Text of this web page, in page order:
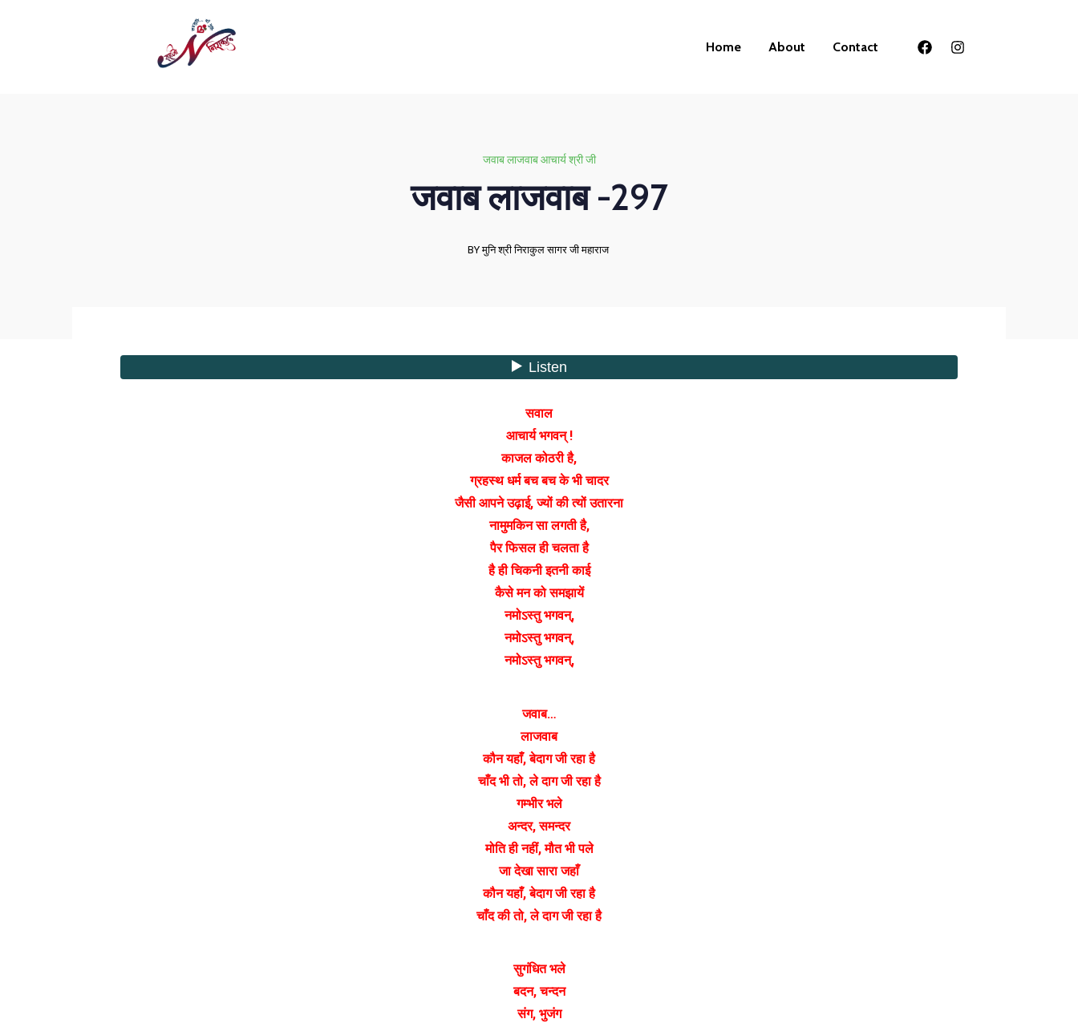
Home About Contact
जवाब लाजवाब आचार्य श्री जी
जवाब लाजवाब -297
BY मुनि श्री निराकुल सागर जी महाराज
सवाल
आचार्य भगवन् !
काजल कोठरी है,
ग्रहस्थ धर्म बच बच के भी चादर
जैसी आपने उढ़ाई, ज्यों की त्यों उतारना
नामुमकिन सा लगती है,
पैर फिसल ही चलता है
है ही चिकनी इतनी काई
कैसे मन को समझायें
नमोऽस्तु भगवन्,
नमोऽस्तु भगवन्,
नमोऽस्तु भगवन्,
जवाब…
लाजवाब
कौन यहाँ, बेदाग जी रहा है
चाँद भी तो, ले दाग जी रहा है
गम्भीर भले
अन्दर, समन्दर
मोति ही नहीं, मौत भी पले
जा देखा सारा जहाँ
कौन यहाँ, बेदाग जी रहा है
चाँद की तो, ले दाग जी रहा है
सुगंधित भले
बदन, चन्दन
संग, भुजंग